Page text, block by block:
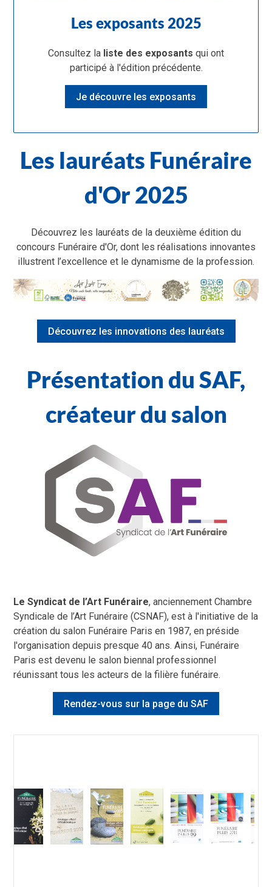
Les exposants 2025
Consultez la liste des exposants qui ont
participé à l'édition précédente.
Je découvre les exposants
Les lauréats Funéraire
d'Or 2025
Découvrez les lauréats de la deuxième édition du
concours Funéraire d'Or, dont les réalisations innovantes
illustrent l’excellence et le dynamisme de la profession.
Découvrez les innovations des lauréats
Présentation du SAF,
créateur du salon
Le Syndicat de l’Art Funéraire, anciennement Chambre
Syndicale de l’Art Funéraire (CSNAF), est à l'initiative de la
création du salon Funéraire Paris en 1987, en préside
l'organisation depuis presque 40 ans. Ainsi, Funéraire
Paris est devenu le salon biennal professionnel
réunissant tous les acteurs de la filière funéraire.
Rendez-vous sur la page du SAF